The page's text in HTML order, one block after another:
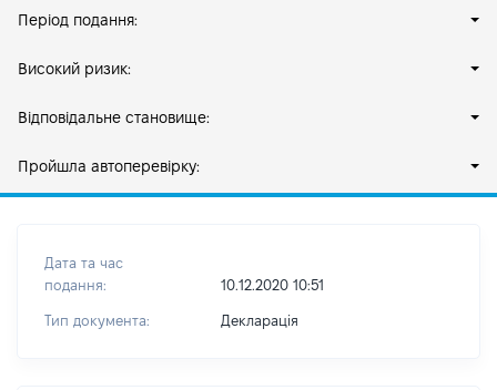
Період подання:
Високий ризик:
Відповідальне становище:
Пройшла автоперевірку:
Дата та час
подання:
10.12.2020 10:51
Тип документа: Декларація